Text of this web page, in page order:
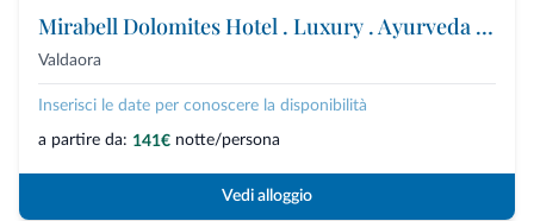
Mirabell Dolomites Hotel . Luxury . Ayurveda & Spa
Valdaora
Inserisci le date per conoscere la disponibilità
a partire da: 141€ notte/persona
Vedi alloggio